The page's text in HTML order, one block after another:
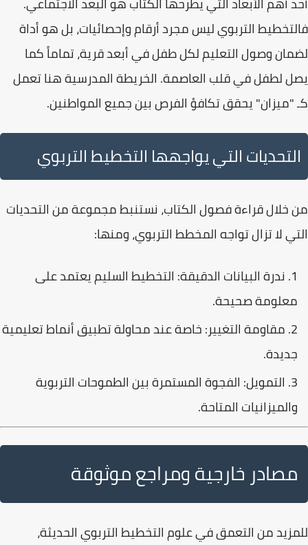
فالتخطيط التربوي ليس مجرد أرقام وإحصائيات، بل هو أداة
لضمان وصول التعليم لكل طفل في أبعد قرية، تماماً كما
يصل لطفل في قلب العاصمة. الخريطة المدرسية هنا تعمل
كـ "ميزان" يحقق تكافؤ الفرص بين جميع المواطنين.
التحديات التي يواجهها التخطيط التربوي
من خلال قراءة فصول الكتاب، نستنبط مجموعة من التحديات
التي لا تزال تواجه المخطط التربوي، ومنها:
ندرة البيانات الدقيقة: التخطيط السليم يعتمد على
معلومة صحيحة.
مقاومة التغيير:خاصة عند محاولة تطبيق أنماط تعليمية
جديدة.
التمويل: الفجوة المستمرة بين الطموحات التربوية
والميزانيات المتاحة.
مصادر خارجية ومراجع موثوقة
للمزيد من التعمق في علوم التخطيط التربوي الحديثة،